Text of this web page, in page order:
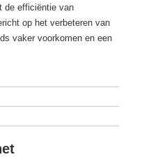
de efficiëntie van
op het verbeteren van
vaker voorkomen en een